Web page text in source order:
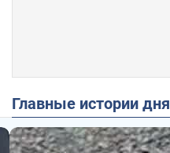
Главные истории дня